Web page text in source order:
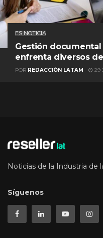
ES NOTICIA
Gestión
enfrenta diversos
POR REDACCIÓN LATAM 29
Noticias de la Industria de
Síguenos